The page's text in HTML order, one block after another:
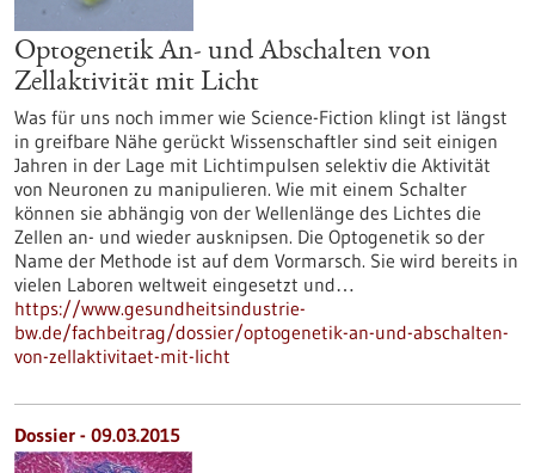
Optogenetik An- und Abschalten von
Zellaktivität mit Licht
Was für uns noch immer wie Science-Fiction klingt ist längst
in greifbare Nähe gerückt Wissenschaftler sind seit einigen
Jahren in der Lage mit Lichtimpulsen selektiv die Aktivität
von Neuronen zu manipulieren. Wie mit einem Schalter
können sie abhängig von der Wellenlänge des Lichtes die
Zellen an- und wieder ausknipsen. Die Optogenetik so der
Name der Methode ist auf dem Vormarsch. Sie wird bereits in
vielen Laboren weltweit eingesetzt und…
https://www.gesundheitsindustrie-
bw.de/fachbeitrag/dossier/optogenetik-an-und-abschalten-
von-zellaktivitaet-mit-licht
Dossier - 09.03.2015